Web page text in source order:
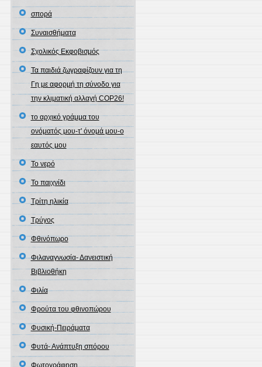
σπορά
Συναισθήματα
Σχολικός Εκφοβισμός
Τα παιδιά ζωγραφίζουν για τη
Γη με αφορμή τη σύνοδο για
την κλιματική αλλαγή COP26!
το αρχικό γράμμα του
ονόματός μου-τ' όνομά μου-ο
εαυτός μου
Το νερό
Το παιχνίδι
Τρίτη ηλικία
Τρύγος
Φθινόπωρο
Φιλαναγνωσία- Δανειστική
Βιβλιοθήκη
Φιλία
Φρούτα του φθινοπώρου
Φυσική-Πειράματα
Φυτά- Ανάπτυξη σπόρου
Φωτογράφηση